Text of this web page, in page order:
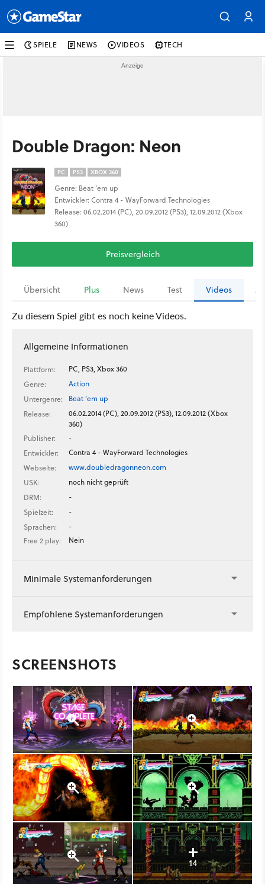
SPIELE NEWS VIDEOS TECH
Double Dragon: Neon
PC PS3 XBOX 360
Genre: Beat ’em up
Entwickler: Contra 4 - WayForward Technologies
Release: 06.02.2014 (PC), 20.09.2012 (PS3), 12.09.2012 (Xbox
360)
Preisvergleich
Übersicht Plus News Test Videos
Zu diesem Spiel gibt es noch keine Videos.
Allgemeine Informationen
Plattform:
PC, PS3, Xbox 360
Genre:
Action
Untergenre:
Beat ’em up
Release:
06.02.2014 (PC), 20.09.2012 (PS3), 12.09.2012 (Xbox
360)
Publisher:
-
Entwickler:
Contra 4 - WayForward Technologies
Webseite:
www.doubledragonneon.com
USK:
noch nicht geprüft
DRM:
-
Spielzeit:
-
Sprachen:
-
Free 2 play:
Nein
Minimale Systemanforderungen
Empfohlene Systemanforderungen
SCREENSHOTS
14